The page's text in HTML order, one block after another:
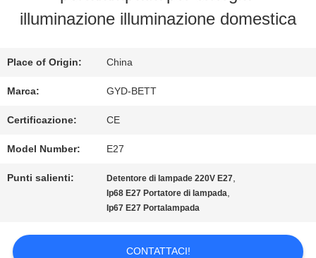
FABBRICA
CONTROLLO
DI
QUALITÀ
MAPPA
SITO
illuminazione illuminazione domestica
Place of Origin: China
Marca: GYD-BETT
Certificazione: CE
Model Number: E27
Punti salienti: Detentore di lampade 220V E27,
Ip68 E27 Portatore di lampada,
Ip67 E27 Portalampada
CONTATTACI!